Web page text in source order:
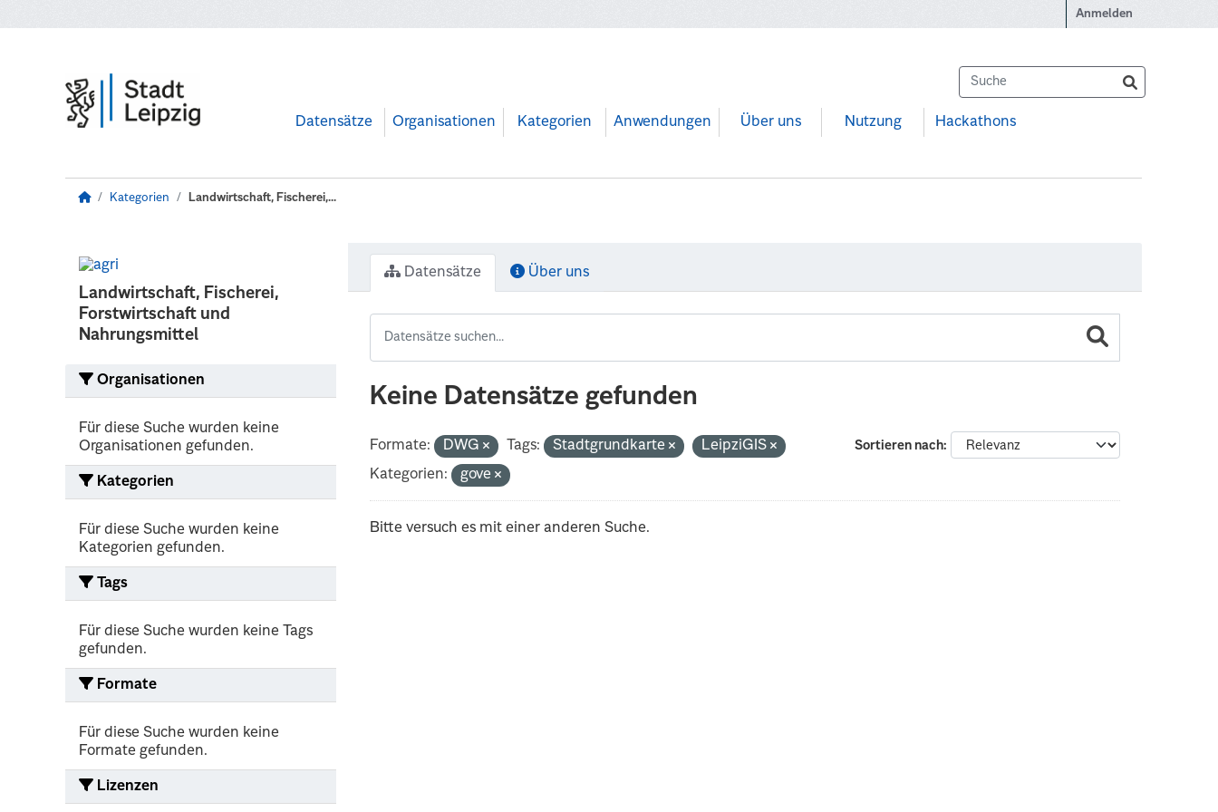
Anmelden
Datensätze Organisationen Kategorien Anwendungen Über uns Nutzung Hackathons
Kategorien Landwirtschaft, Fischerei,...
Landwirtschaft, Fischerei,
Forstwirtschaft und
Nahrungsmittel
Organisationen
Für diese Suche wurden keine
Organisationen gefunden.
Kategorien
Für diese Suche wurden keine
Kategorien gefunden.
Tags
Für diese Suche wurden keine Tags
gefunden.
Formate
Für diese Suche wurden keine
Formate gefunden.
Lizenzen
Datensätze Über uns
Keine Datensätze gefunden
Sortieren nach
Formate: DWG Tags: Stadtgrundkarte
LeipziGIS
Kategorien:
gove
Bitte versuch es mit einer anderen Suche.